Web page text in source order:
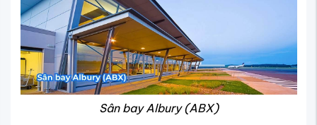
Sân bay Albury (ABX)